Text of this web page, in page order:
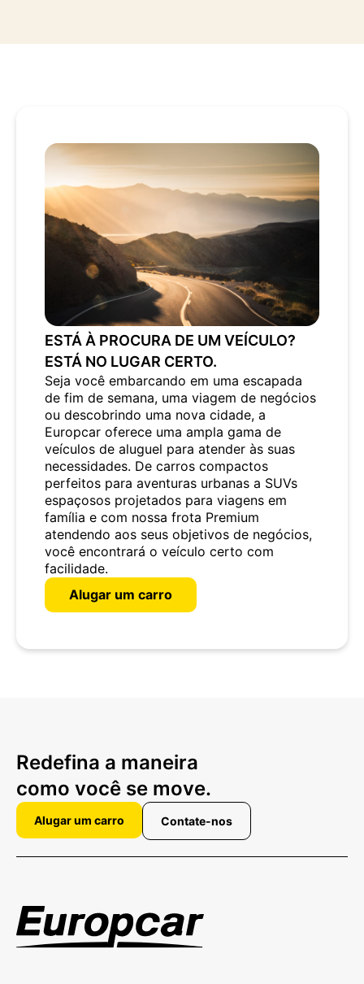
ESTÁ À PROCURA DE UM VEÍCULO?
ESTÁ NO LUGAR CERTO.
Seja você embarcando em uma escapada
de fim de semana, uma viagem de negócios
ou descobrindo uma nova cidade, a
Europcar oferece uma ampla gama de
veículos de aluguel para atender às suas
necessidades. De carros compactos
perfeitos para aventuras urbanas a SUVs
espaçosos projetados para viagens em
família e com nossa frota Premium
atendendo aos seus objetivos de negócios,
você encontrará o veículo certo com
facilidade.
Alugar um carro
Redefina a maneira
como você se move.
Alugar um carro Contate-nos